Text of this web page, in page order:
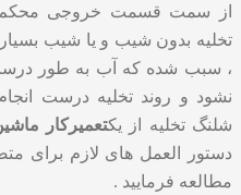
از سمت قسمت خروجی
تخلیه بدون شیب و یا شیب
، سبب شده که آب به طور درست
نشود و روند تخلیه درست
شلنگ تخلیه از یکتعمیرکار
دستور العمل های لازم برای
مطالعه فرمایید .